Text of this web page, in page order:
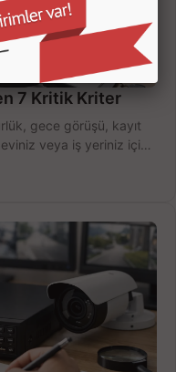
7 Kritik Kriter
gece görüşü, kayıt
eviniz veya iş yeriniz için